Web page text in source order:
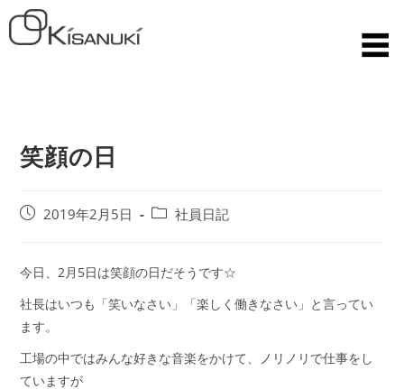
笑顔の日
2019年2月5日 社員日記
今日、2月5日は笑顔の日だそうです☆
社長はいつも「笑いなさい」「楽しく働きなさい」と言ってい
ます。
工場の中ではみんな好きな音楽をかけて、ノリノリで仕事をし
ていますが